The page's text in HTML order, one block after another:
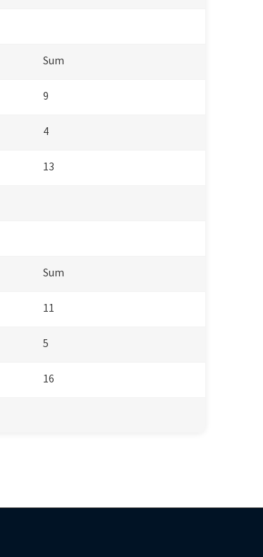
Sum
9
4
13
Sum
11
5
16